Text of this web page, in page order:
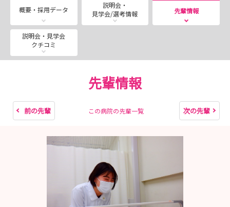
概要・採用データ
説明会・
見学会/選考情報
先輩情報
説明会・見学会
クチコミ
先輩情報
前の先輩 この病院の先輩一覧 次の先輩